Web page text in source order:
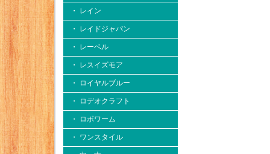
・ レイン
・ レイドジャパン
・ レーベル
・ レスイズモア
・ ロイヤルブルー
・ ロデオクラフト
・ ロボワーム
・ ワンスタイル